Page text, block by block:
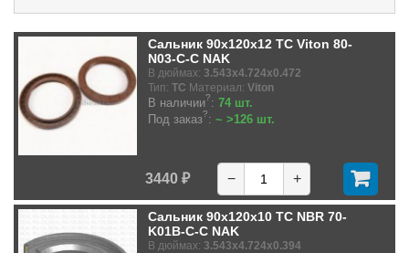
Сальник 90x120x12 TC Viton 80-
N03-C-C NAK
В дюймах: 3.543x4.724x0.472
Тип: TC Материал: Viton
В наличии?: 74 шт.
Под заказ?: ~ >126 шт.
3440 ₽ − +
Сальник 90x120x10 TC NBR 70-
K01B-C-C NAK
В дюймах: 3.543x4.724x0.394